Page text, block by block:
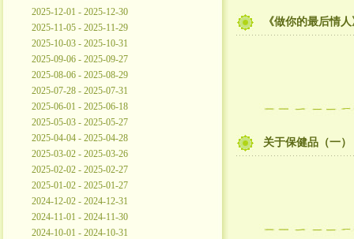
2025-12-01 - 2025-12-30
2025-11-05 - 2025-11-29
2025-10-03 - 2025-10-31
2025-09-06 - 2025-09-27
2025-08-06 - 2025-08-29
2025-07-28 - 2025-07-31
2025-06-01 - 2025-06-18
2025-05-03 - 2025-05-27
2025-04-04 - 2025-04-28
2025-03-02 - 2025-03-26
2025-02-02 - 2025-02-27
2025-01-02 - 2025-01-27
2024-12-02 - 2024-12-31
2024-11-01 - 2024-11-30
2024-10-01 - 2024-10-31
《做你的最后情
关于保健品（一）